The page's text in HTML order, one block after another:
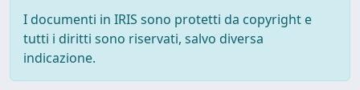
I documenti in IRIS sono protetti da copyright e
tutti i diritti sono riservati, salvo diversa
indicazione.